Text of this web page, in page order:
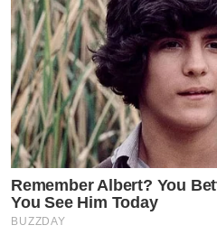
Remember Albert? You
You See Him Today
BUZZDAY